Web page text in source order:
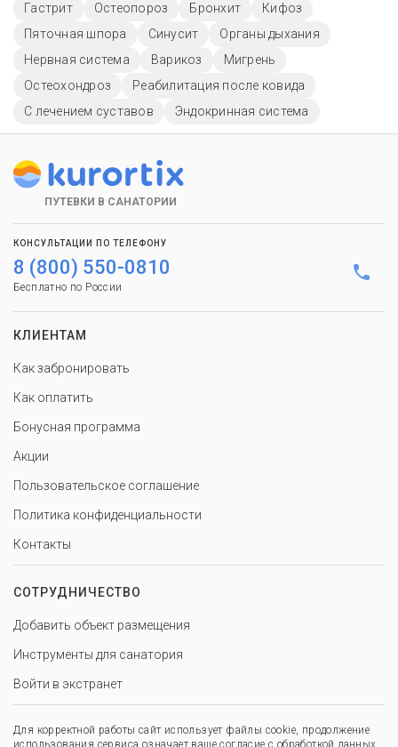
Гастрит
Остеопороз Бронхит
Кифоз
Пяточная шпора
Синусит
Органы дыхания
Нервная система
Варикоз
Мигрень
Остеохондроз
Реабилитация после ковида
С лечением суставов
Эндокринная система
ПУТЕВКИ В САНАТОРИИ
КОНСУЛЬТАЦИИ ПО ТЕЛЕФОНУ
8 (800) 550-0810
Бесплатно по России
КЛИЕНТАМ
Как забронировать
Как оплатить
Бонусная программа
Акции
Пользовательское соглашение
Политика конфиденциальности
Контакты
СОТРУДНИЧЕСТВО
Добавить объект размещения
Инструменты для санатория
Войти в экстранет
Для корректной работы сайт использует файлы cookie, продолжение
использования сервиса означает ваше согласие с обработкой данных.